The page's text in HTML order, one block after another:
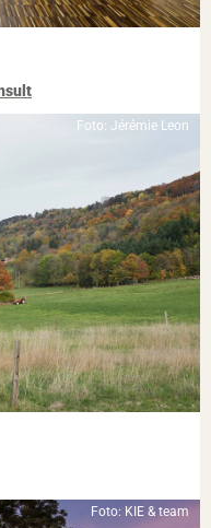
Foto: Jérémie Leon
Foto: KIE & team